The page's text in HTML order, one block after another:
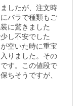
したが、注文時
バラで種類もご
に驚きました
し不安でした
空いた時に重宝
りました。その
す。この値段で
ちそうですが、